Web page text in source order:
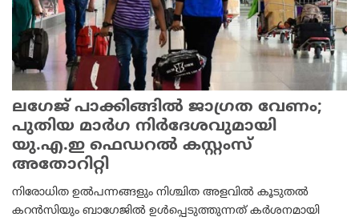
ലഗേജ് പാക്കിങ്ങില്‍ ജാഗ്രത വേണം;
പുതിയ മാര്‍ഗ നിര്‍ദേശവുമായി
യു.എ.ഇ ഫെഡറല്‍ കസ്റ്റംസ്
അതോറിറ്റി
നിരോധിത ഉല്‍പന്നങ്ങളും നിശ്ചിത അളവില്‍ കൂടുതല്‍
കറന്‍സിയും ബാഗേജില്‍ ഉള്‍പ്പെടുത്തുന്നത് കര്‍ശനമായി